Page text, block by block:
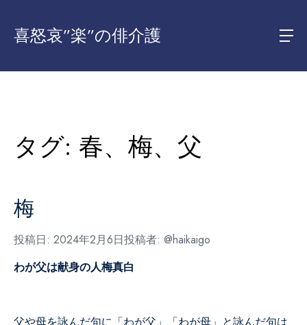
喜怒哀”楽”の俳介護
タグ: 春、梅、父
梅
投稿日: 2024年2月6日投稿者: @haikaigo
わが父は献身の人梅真白